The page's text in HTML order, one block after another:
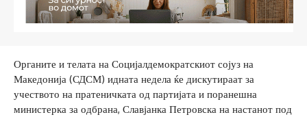
Органите и телата на Социјалдемократскиот сојуз на
Македонија (СДСМ) идната недела ќе дискутираат за
учеството на пратеничката од партијата и поранешна
министерка за одбрана, Славјанка Петровска на настанот под